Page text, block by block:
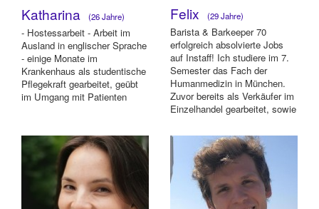
Katharina (26 Jahre)
- Hostessarbeit - Arbeit im
Ausland in englischer Sprache
- einige Monate im
Krankenhaus als studentische
Pflegekraft gearbeitet, geübt
im Umgang mit Patienten
Felix (29 Jahre)
Barista & Barkeeper 70
erfolgreich absolvierte Jobs
auf Instaff! Ich studiere im 7.
Semester das Fach der
Humanmedizin in München.
Zuvor bereits als Verkäufer im
Einzelhandel gearbeitet, sowie